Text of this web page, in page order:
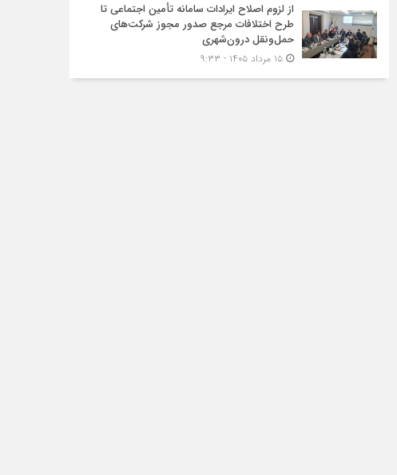
از لزوم اصلاح ایرادات سامانه تأمین اجتماعی تا
طرح اختلافات مرجع صدور مجوز شرکت‌های
حمل‌ونقل درون‌شهری
۱۵ مرداد ۱۴۰۵ - ۹:۳۳